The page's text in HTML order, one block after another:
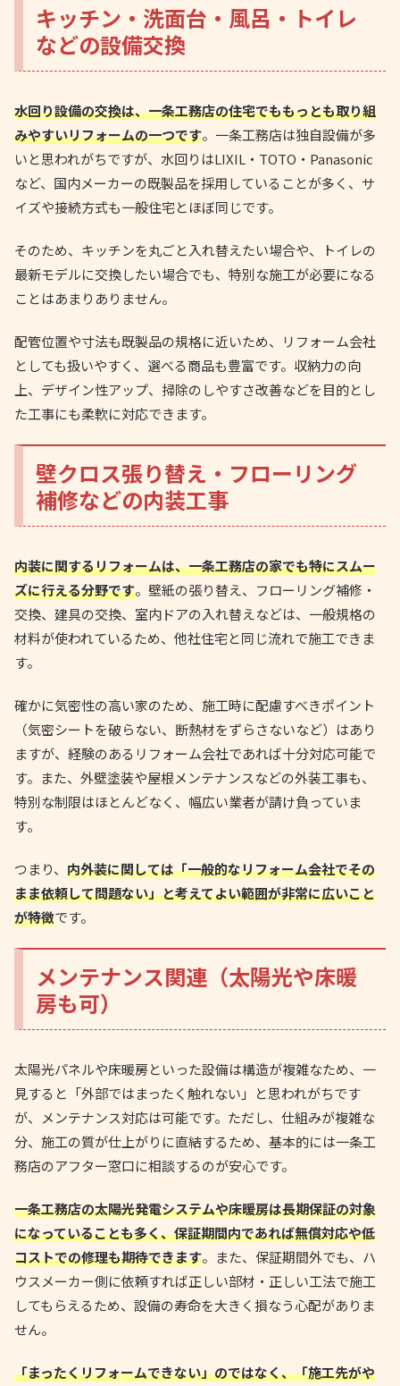
キッチン・洗面台・風呂・トイレ
などの設備交換
水回り設備の交換は、一条工務店の住宅でももっとも取り組
みやすいリフォームの一つです。一条工務店は独自設備が多
いと思われがちですが、水回りはLIXIL・TOTO・Panasonic
など、国内メーカーの既製品を採用していることが多く、サ
イズや接続方式も一般住宅とほぼ同じです。
そのため、キッチンを丸ごと入れ替えたい場合や、トイレの
最新モデルに交換したい場合でも、特別な施工が必要になる
ことはあまりありません。
配管位置や寸法も既製品の規格に近いため、リフォーム会社
としても扱いやすく、選べる商品も豊富です。収納力の向
上、デザイン性アップ、掃除のしやすさ改善などを目的とし
た工事にも柔軟に対応できます。
壁クロス張り替え・フローリング
補修などの内装工事
内装に関するリフォームは、一条工務店の家でも特にスムー
ズに行える分野です。壁紙の張り替え、フローリング補修・
交換、建具の交換、室内ドアの入れ替えなどは、一般規格の
材料が使われているため、他社住宅と同じ流れで施工できま
す。
確かに気密性の高い家のため、施工時に配慮すべきポイント
（気密シートを破らない、断熱材をずらさないなど）はあり
ますが、経験のあるリフォーム会社であれば十分対応可能で
す。また、外壁塗装や屋根メンテナンスなどの外装工事も、
特別な制限はほとんどなく、幅広い業者が請け負っていま
す。
つまり、 内外装に関しては「一般的なリフォーム会社でその
まま依頼して問題ない」と考えてよい範囲が非常に広いこと
が特徴です。
メンテナンス関連（太陽光や床暖
房も可）
太陽光パネルや床暖房といった設備は構造が複雑なため、一
見すると「外部ではまったく触れない」と思われがちです
が、メンテナンス対応は可能です。ただし、仕組みが複雑な
分、施工の質が仕上がりに直結するため、基本的には一条工
務店のアフター窓口に相談するのが安心です。
一条工務店の太陽光発電システムや床暖房は長期保証の対象
になっていることも多く、保証期間内であれば無償対応や低
コストでの修理も期待できます。また、保証期間外でも、ハ
ウスメーカー側に依頼すれば正しい部材・正しい工法で施工
してもらえるため、設備の寿命を大きく損なう心配がありま
せん。
「まったくリフォームできない」のではなく、「施工先がや